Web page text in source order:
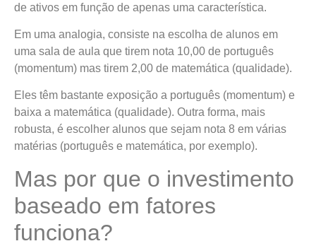
de ativos em função de apenas uma característica.
Em uma analogia, consiste na escolha de alunos em
uma sala de aula que tirem nota 10,00 de português
(momentum) mas tirem 2,00 de matemática (qualidade).
Eles têm bastante exposição a português (momentum) e
baixa a matemática (qualidade). Outra forma, mais
robusta, é escolher alunos que sejam nota 8 em várias
matérias (português e matemática, por exemplo).
Mas por que o investimento
baseado em fatores
funciona?